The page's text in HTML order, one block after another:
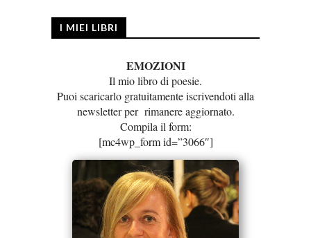
I MIEI LIBRI
EMOZIONI
Il mio libro di poesie.
Puoi scaricarlo gratuitamente iscrivendoti alla
newsletter per rimanere aggiornato.
Compila il form:
[mc4wp_form id=”3066″]